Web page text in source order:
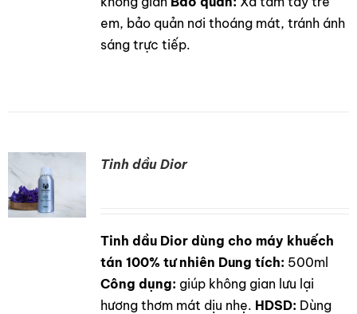
em, bảo quản nơi thoáng mát, tránh ánh
sáng trực tiếp.
Tinh dầu Dior
Tinh dầu Dior dùng cho máy khuếch
tán 100% tư nhiên Dung tích: 500ml
Công dụng: giúp không gian lưu lại
hương thơm mát dịu nhẹ. HDSD: Dùng